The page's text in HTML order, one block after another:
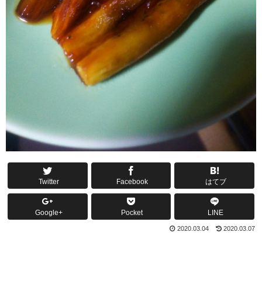
Twitter Facebook はてブ
Google+ Pocket LINE
2020.03.04 2020.03.07